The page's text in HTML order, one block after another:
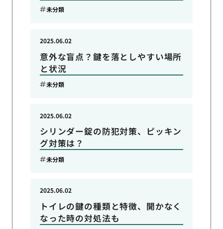
未分類
意外な盲点？鍵を落としやすい場所
と状況
2025.06.02
未分類
シリンダー錠の防犯対策、ピッキン
グ対策は？
2025.06.02
未分類
トイレの鍵の種類と特徴、開かなく
なった時の対処法も
2025.06.02